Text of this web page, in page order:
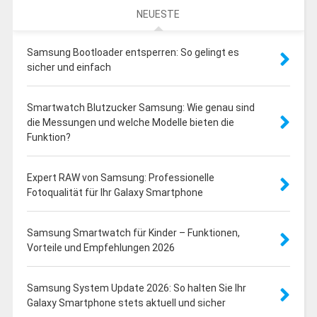
NEUESTE
Samsung Bootloader entsperren: So gelingt es
sicher und einfach
Smartwatch Blutzucker Samsung: Wie genau sind
die Messungen und welche Modelle bieten die
Funktion?
Expert RAW von Samsung: Professionelle
Fotoqualität für Ihr Galaxy Smartphone
Samsung Smartwatch für Kinder – Funktionen,
Vorteile und Empfehlungen 2026
Samsung System Update 2026: So halten Sie Ihr
Galaxy Smartphone stets aktuell und sicher